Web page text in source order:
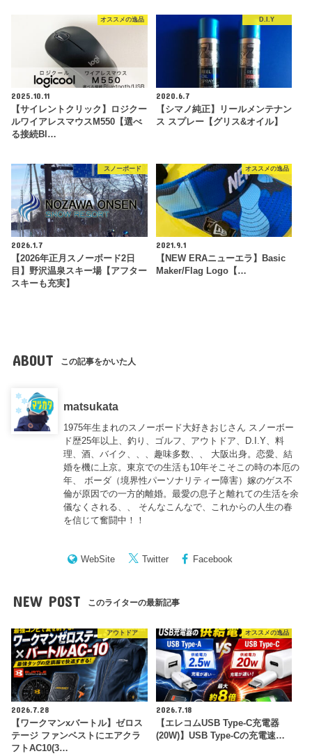
オススメの逸品
2025.10.11
【サイレントクリック】ロジクー
ルワイアレスマウスM550【選べ
る接続Bl…
D.I.Y
2020.6.7
【シマノ純正】リールメンテナン
ス スプレー【グリス&オイル】
スノーボード
2026.1.7
【2026年正月スノーボード2日
目】野沢温泉スキー場【アフター
スキーも充実】
オススメの逸品
2021.9.1
【NEW ERAニューエラ】Basic
Maker/Flag Logo【…
ABOUT この記事をかいた人
matsukata
1975年生まれのスノーボード大好きおじさん スノーボー
ド歴25年以上、釣り、ゴルフ、アウトドア、D.I.Y、料
理、酒、バイク、、、趣味多数、、 大阪出身。恋愛、結
婚を機に上京。東京での生活も10年そこそこの時の本厄の
年、 ボーダ（境界性パーソナリティー障害）嫁のゲス不
倫が原因での一方的離婚。最愛の息子と離れての生活を余
儀なくされる、、 そんなこんなで、これからの人生の春
を信じて奮闘中！！
WebSite Twitter Facebook
NEW POST このライターの最新記事
アウトドア
2026.7.28
【ワークマンxバートル】ゼロス
テージ ファンベストにエアクラ
フトAC10(3…
オススメの逸品
2026.7.18
【エレコムUSB Type-C充電器
(20W)】USB Type-Cの充電速…